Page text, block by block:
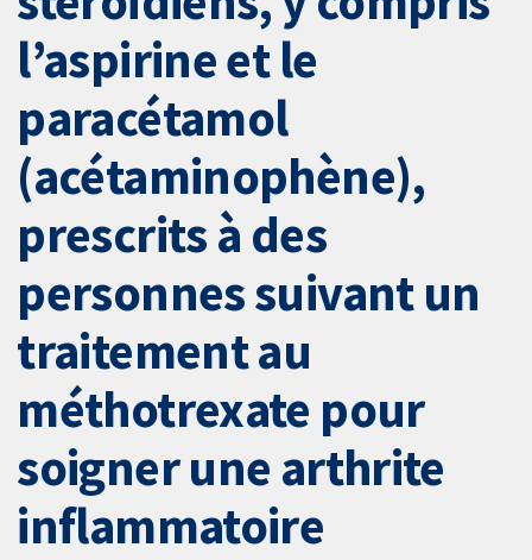
l’aspirine et le
paracétamol
(acétaminophène),
prescrits à des
personnes suivant un
traitement au
méthotrexate pour
soigner une arthrite
inflammatoire